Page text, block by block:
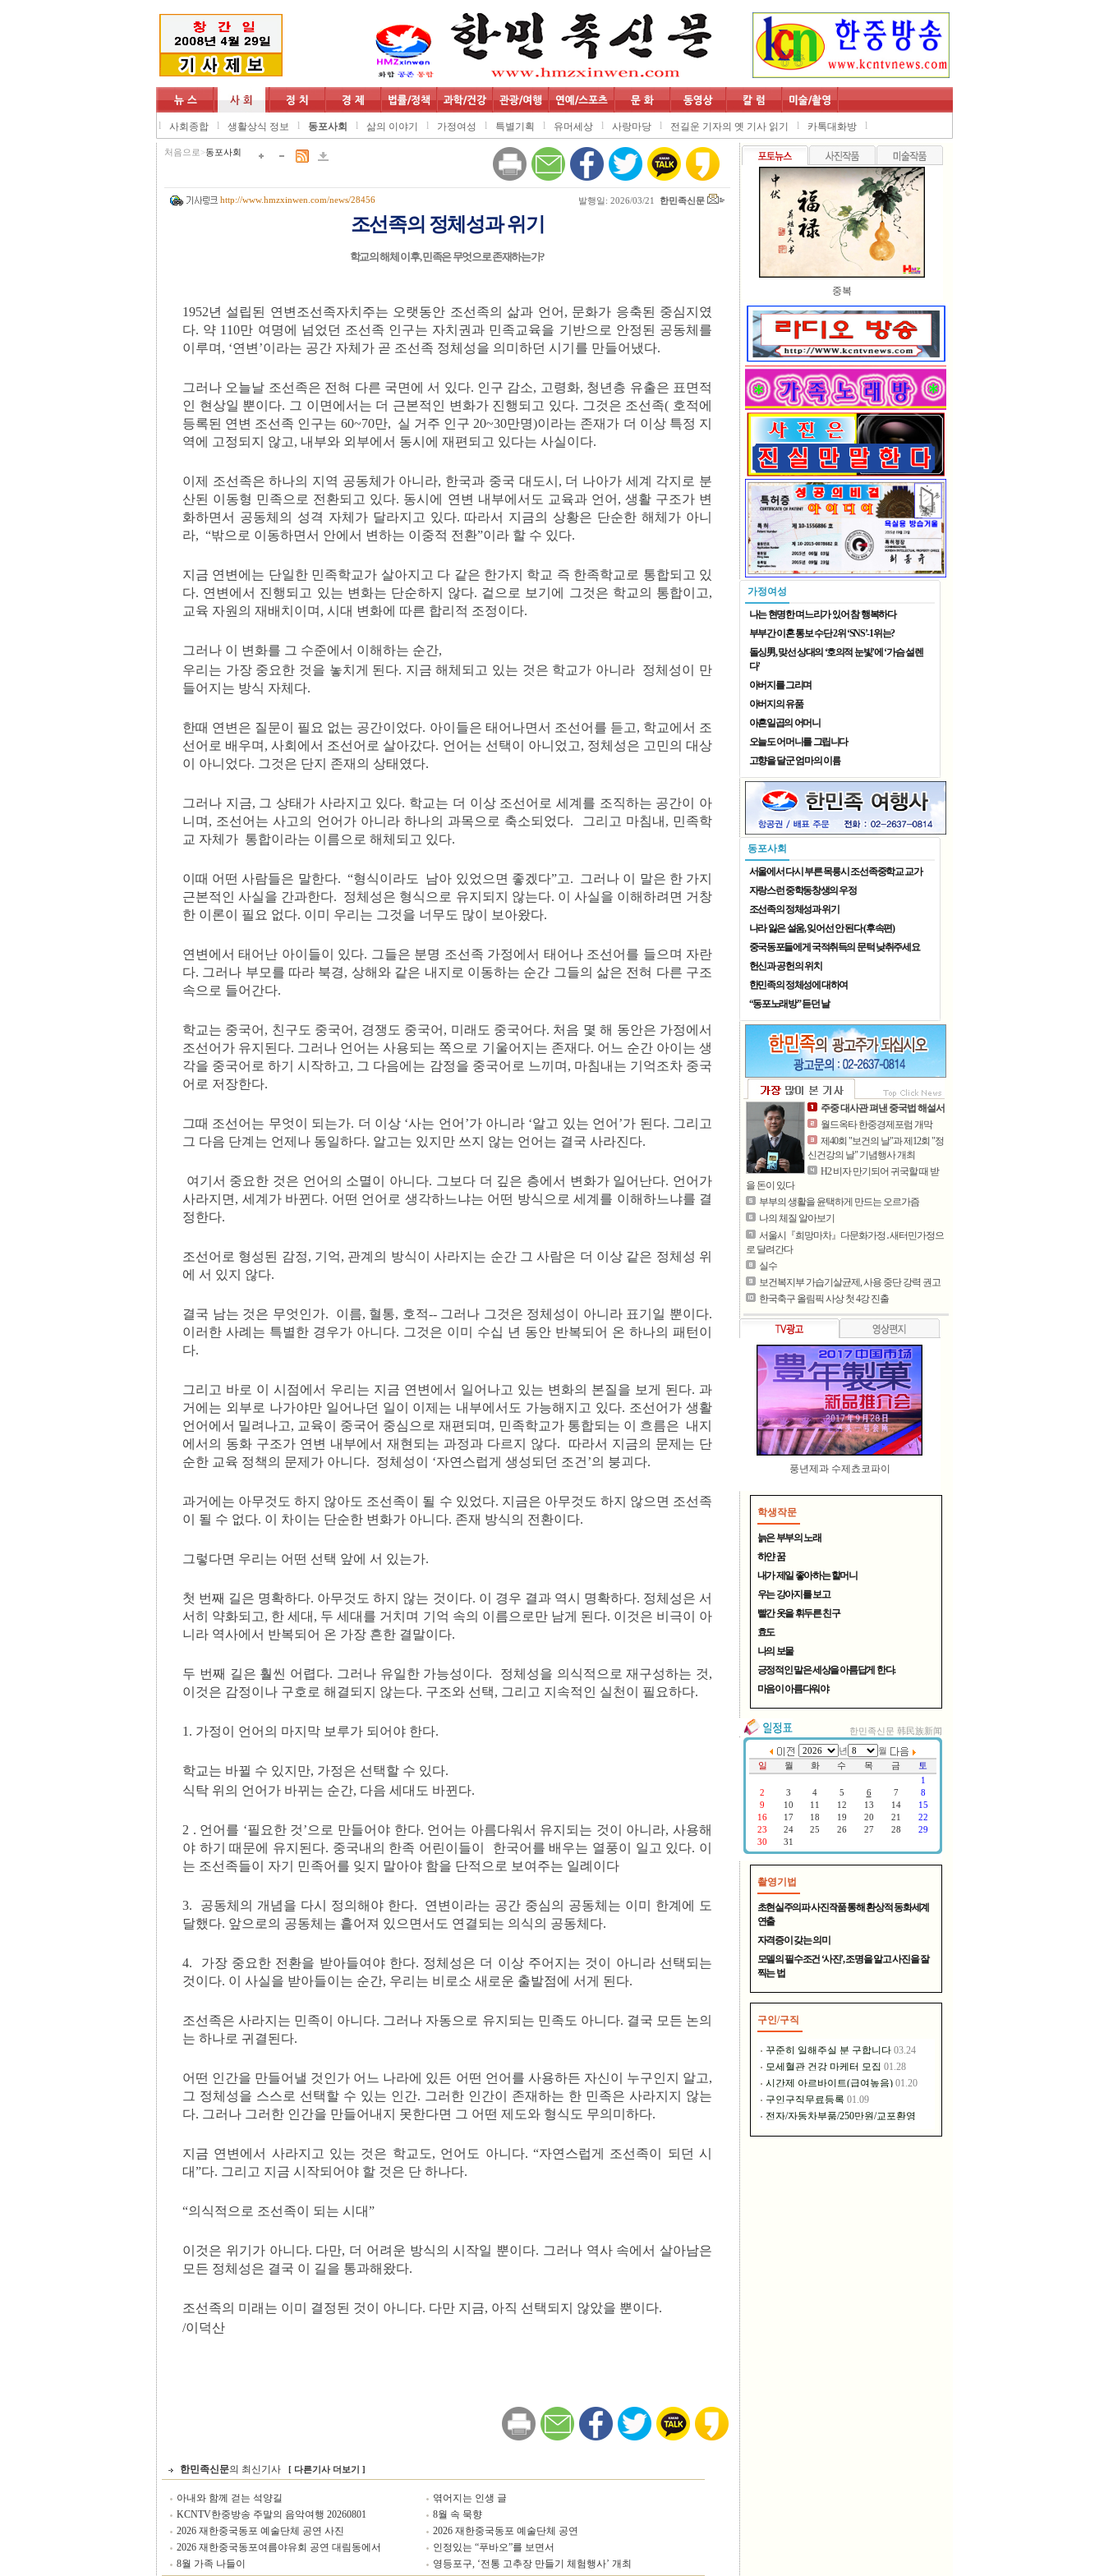
l 사회종합 l 생활상식 정보 l 동포사회 l 삶의 이야기 l 가정여성 l 특별기획 l 유머세상 l 사랑마당 l 전길운 기자의 옛 기사 읽기 l 카톡대화방 l
처음으로 >동포사회
http://www.hmzxinwen.com/news/28456 발행일: 2026/03/21 한민족신문
조선족의 정체성과 위기
학교의 해체 이후, 민족은 무엇으로 존재하는가?
1952년 설립된 연변조선족자치주는 오랫동안 조선족의 삶과 언어, 문화가 응축된 중심지였
다. 약 110만 여명에 넘었던 조선족 인구는 자치권과 민족교육을 기반으로 안정된 공동체를
이루며, ‘연변’이라는 공간 자체가 곧 조선족 정체성을 의미하던 시기를 만들어냈다.
그러나 오늘날 조선족은 전혀 다른 국면에 서 있다. 인구 감소, 고령화, 청년층 유출은 표면적
인 현상일 뿐이다. 그 이면에서는 더 근본적인 변화가 진행되고 있다. 그것은 조선족( 호적에
등록된 연변 조선족 인구는 60~70만, 실 거주 인구 20~30만명)이라는 존재가 더 이상 특정 지
역에 고정되지 않고, 내부와 외부에서 동시에 재편되고 있다는 사실이다.
이제 조선족은 하나의 지역 공동체가 아니라, 한국과 중국 대도시, 더 나아가 세계 각지로 분
산된 이동형 민족으로 전환되고 있다. 동시에 연변 내부에서도 교육과 언어, 생활 구조가 변
화하면서 공동체의 성격 자체가 달라지고 있다. 따라서 지금의 상황은 단순한 해체가 아니
라, “밖으로 이동하면서 안에서 변하는 이중적 전환”이라 할 수 있다.
지금 연변에는 단일한 민족학교가 살아지고 다 같은 한가지 학교 즉 한족학교로 통합되고 있
다. 연변에서 진행되고 있는 변화는 단순하지 않다. 겉으로 보기에 그것은 학교의 통합이고,
교육 자원의 재배치이며, 시대 변화에 따른 합리적 조정이다.
그러나 이 변화를 그 수준에서 이해하는 순간,
우리는 가장 중요한 것을 놓치게 된다. 지금 해체되고 있는 것은 학교가 아니라 정체성이 만
들어지는 방식 자체다.
한때 연변은 질문이 필요 없는 공간이었다. 아이들은 태어나면서 조선어를 듣고, 학교에서 조
선어로 배우며, 사회에서 조선어로 살아갔다. 언어는 선택이 아니었고, 정체성은 고민의 대상
이 아니었다. 그것은 단지 존재의 상태였다.
그러나 지금, 그 상태가 사라지고 있다. 학교는 더 이상 조선어로 세계를 조직하는 공간이 아
니며, 조선어는 사고의 언어가 아니라 하나의 과목으로 축소되었다. 그리고 마침내, 민족학
교 자체가 통합이라는 이름으로 해체되고 있다.
이때 어떤 사람들은 말한다. “형식이라도 남아 있었으면 좋겠다”고. 그러나 이 말은 한 가지
근본적인 사실을 간과한다. 정체성은 형식으로 유지되지 않는다. 이 사실을 이해하려면 거창
한 이론이 필요 없다. 이미 우리는 그것을 너무도 많이 보아왔다.
연변에서 태어난 아이들이 있다. 그들은 분명 조선족 가정에서 태어나 조선어를 들으며 자란
다. 그러나 부모를 따라 북경, 상해와 같은 내지로 이동하는 순간 그들의 삶은 전혀 다른 구조
속으로 들어간다.
학교는 중국어, 친구도 중국어, 경쟁도 중국어, 미래도 중국어다. 처음 몇 해 동안은 가정에서
조선어가 유지된다. 그러나 언어는 사용되는 쪽으로 기울어지는 존재다. 어느 순간 아이는 생
각을 중국어로 하기 시작하고, 그 다음에는 감정을 중국어로 느끼며, 마침내는 기억조차 중국
어로 저장한다.
그때 조선어는 무엇이 되는가. 더 이상 ‘사는 언어’가 아니라 ‘알고 있는 언어’가 된다. 그리고
그 다음 단계는 언제나 동일하다. 알고는 있지만 쓰지 않는 언어는 결국 사라진다.
여기서 중요한 것은 언어의 소멸이 아니다. 그보다 더 깊은 층에서 변화가 일어난다. 언어가
사라지면, 세계가 바뀐다. 어떤 언어로 생각하느냐는 어떤 방식으로 세계를 이해하느냐를 결
정한다.
조선어로 형성된 감정, 기억, 관계의 방식이 사라지는 순간 그 사람은 더 이상 같은 정체성 위
에 서 있지 않다.
결국 남는 것은 무엇인가. 이름, 혈통, 호적-- 그러나 그것은 정체성이 아니라 표기일 뿐이다.
이러한 사례는 특별한 경우가 아니다. 그것은 이미 수십 년 동안 반복되어 온 하나의 패턴이
다.
그리고 바로 이 시점에서 우리는 지금 연변에서 일어나고 있는 변화의 본질을 보게 된다. 과
거에는 외부로 나가야만 일어나던 일이 이제는 내부에서도 가능해지고 있다. 조선어가 생활
언어에서 밀려나고, 교육이 중국어 중심으로 재편되며, 민족학교가 통합되는 이 흐름은 내지
에서의 동화 구조가 연변 내부에서 재현되는 과정과 다르지 않다. 따라서 지금의 문제는 단
순한 교육 정책의 문제가 아니다. 정체성이 ‘자연스럽게 생성되던 조건’의 붕괴다.
과거에는 아무것도 하지 않아도 조선족이 될 수 있었다. 지금은 아무것도 하지 않으면 조선족
이 될 수 없다. 이 차이는 단순한 변화가 아니다. 존재 방식의 전환이다.
그렇다면 우리는 어떤 선택 앞에 서 있는가.
첫 번째 길은 명확하다. 아무것도 하지 않는 것이다. 이 경우 결과 역시 명확하다. 정체성은 서
서히 약화되고, 한 세대, 두 세대를 거치며 기억 속의 이름으로만 남게 된다. 이것은 비극이 아
니라 역사에서 반복되어 온 가장 흔한 결말이다.
두 번째 길은 훨씬 어렵다. 그러나 유일한 가능성이다. 정체성을 의식적으로 재구성하는 것,
이것은 감정이나 구호로 해결되지 않는다. 구조와 선택, 그리고 지속적인 실천이 필요하다.
1. 가정이 언어의 마지막 보루가 되어야 한다.
학교는 바뀔 수 있지만, 가정은 선택할 수 있다.
식탁 위의 언어가 바뀌는 순간, 다음 세대도 바뀐다.
2 . 언어를 ‘필요한 것’으로 만들어야 한다. 언어는 아름다워서 유지되는 것이 아니라, 사용해
야 하기 때문에 유지된다. 중국내의 한족 어린이들이 한국어를 배우는 열풍이 일고 있다. 이
는 조선족들이 자기 민족어를 잊지 말아야 함을 단적으로 보여주는 일례이다
3. 공동체의 개념을 다시 정의해야 한다. 연변이라는 공간 중심의 공동체는 이미 한계에 도
달했다. 앞으로의 공동체는 흩어져 있으면서도 연결되는 의식의 공동체다.
4. 가장 중요한 전환을 받아들여야 한다. 정체성은 더 이상 주어지는 것이 아니라 선택되는
것이다. 이 사실을 받아들이는 순간, 우리는 비로소 새로운 출발점에 서게 된다.
조선족은 사라지는 민족이 아니다. 그러나 자동으로 유지되는 민족도 아니다. 결국 모든 논의
는 하나로 귀결된다.
어떤 인간을 만들어낼 것인가 어느 나라에 있든 어떤 언어를 사용하든 자신이 누구인지 알고,
그 정체성을 스스로 선택할 수 있는 인간. 그러한 인간이 존재하는 한 민족은 사라지지 않는
다. 그러나 그러한 인간을 만들어내지 못한다면 그 어떤 제도와 형식도 무의미하다.
지금 연변에서 사라지고 있는 것은 학교도, 언어도 아니다. “자연스럽게 조선족이 되던 시
대”다. 그리고 지금 시작되어야 할 것은 단 하나다.
“의식적으로 조선족이 되는 시대”
이것은 위기가 아니다. 다만, 더 어려운 방식의 시작일 뿐이다. 그러나 역사 속에서 살아남은
모든 정체성은 결국 이 길을 통과해왔다.
조선족의 미래는 이미 결정된 것이 아니다. 다만 지금, 아직 선택되지 않았을 뿐이다.
/이덕산
한민족신문의 최신기사 [ 다른기사 더보기 ]
아내와 함께 걷는 석양길
엮어지는 인생 글
KCNTV한중방송 주말의 음악여행 20260801
8월 속 묵향
2026 재한중국동포 예술단체 공연 사진
2026 재한중국동포 예술단체 공연
2026 재한중국동포여름야유회 공연 대림동에서
인정있는 “푸바오”를 보면서
8월 가족 나들이
영등포구, ‘전통 고추장 만들기 체험행사’ 개최
2026 재한중국동포 예술단체 ..
2026 재한중국동포 예술단체 ..
8월 가족 나들이
어정칠월 동동팔월
중복
가정여성
나는 현명한 며느리가 있어 참 행복하다
부부간 이혼 통보 수단 2위 ‘SNS’-1위는?
돌싱男, 맞선 상대의 ‘호의적 눈빛’에 ‘가슴 설렌
다’
아버지를 그리며
아버지의 유품
아흔일곱의 어머니
오늘도 어머니를 그립니다
고향을 달군 엄마의 이름
동포사회
서울에서 다시 부른 목릉시 조선족중학교 교가
자랑스런 중학동창생의 우정
조선족의 정체성과 위기
나라 잃은 설움, 잊어선 안 된다 (후속편)
중국동포들에게 국적취득의 문턱 낮취주세요
헌신과 공헌의 위치
한민족의 정체성에 대하여
“동포노래방” 듣던 날
주중 대사관 펴낸 중국법 해설서
월드옥타 한중경제포럼 개막
제40회 "보건의 날"과 제12회 "정
신건강의 날" 기념행사 개최
H2 비자 만기되어 귀국할 때 받
을 돈이 있다
부부의 생활을 윤택하게 만드는 오르가즘
나의 체질 알아보기
서울시『희망마차』다문화가정․새터민가정으
로 달려간다
실수
보건복지부 가습기살균제, 사용 중단 강력 권고
한국축구 올림픽 사상 첫 4강 진출
여름철 무더위 식혀주는 시원..
연변TV, 중국CCTV방송 한국서..
400년 전통의 명주 - 대천원
장풍홀딩스는 이런 일을 하고..
풍년제과 수제쵸코파이
학생작문
늙은 부부의 노래
하얀 꿈
내가 제일 좋아하는 할머니
우는 강아지를 보고
빨간 옷을 휘두른 친구
효도
나의 보물
긍정적인 말은 세상을 아름답게 한다.
마음이 아름다워야
한민족신문 韩民族新闻
촬영기법
초현실주의파 사진작품 통해 환상적 동화세계
연출
자격증이 갖는 의미
모델의 필수조건 ‘사진’, 조명을 알고 사진을 잘
찍는 법
구인/구직